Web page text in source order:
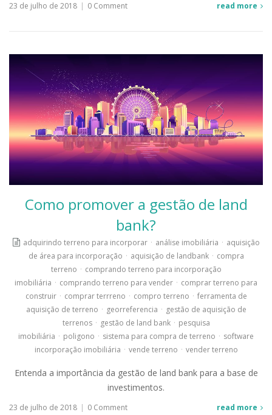
23 de julho de 2018 | 0 Comment read more
Como promover a gestão de land
bank?
adquirindo terreno para incorporar · análise imobiliária · aquisição
de área para incorporação · aquisição de landbank · compra
terreno · comprando terreno para incorporação
imobiliária · comprando terreno para vender · comprar terreno para
construir · comprar terrreno · compro terreno · ferramenta de
aquisição de terreno · georreferencia · gestão de aquisição de
terrenos · gestão de land bank · pesquisa
imobiliária · poligono · sistema para compra de terreno · software
incorporação imobiliária · vende terreno · vender terreno
Entenda a importância da gestão de land bank para a base de
investimentos.
23 de julho de 2018 | 0 Comment read more